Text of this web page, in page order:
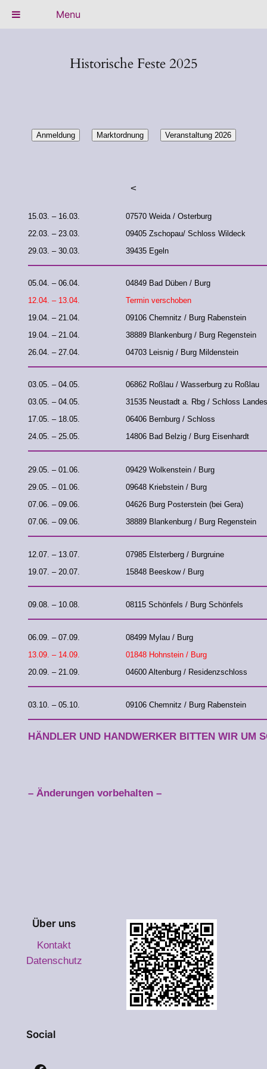
Menu
Historische Feste 2025
Anmeldung Marktordnung Veranstaltung 2026
<
15.03. – 16.03.
07570 Weida / Osterburg
22.03. – 23.03.
09405 Zschopau/ Schloss Wildeck
29.03. – 30.03.
39435 Egeln
05.04. – 06.04.
04849 Bad Düben / Burg
12.04. – 13.04.
Termin verschoben
19.04. – 21.04.
09106 Chemnitz / Burg Rabenstein
19.04. – 21.04.
38889 Blankenburg / Burg Regenstein
26.04. – 27.04.
04703 Leisnig / Burg Mildenstein
03.05. – 04.05.
06862 Roßlau / Wasserburg zu Roßlau
03.05. – 04.05.
31535 Neustadt a. Rbg / Schloss
17.05. – 18.05.
06406 Bernburg / Schloss
24.05. – 25.05.
14806 Bad Belzig / Burg Eisenhardt
29.05. – 01.06.
09429 Wolkenstein / Burg
29.05. – 01.06.
09648 Kriebstein / Burg
07.06. – 09.06.
04626 Burg Posterstein (bei Gera)
07.06. – 09.06.
38889 Blankenburg / Burg Regenstein
12.07. – 13.07.
07985 Elsterberg / Burgruine
19.07. – 20.07.
15848 Beeskow / Burg
09.08. – 10.08. 08115 Schönfels / Burg Schönfels
06.09. – 07.09.
08499 Mylau / Burg
13.09. – 14.09.
01848 Hohnstein / Burg
20.09. – 21.09.
04600 Altenburg / Residenzschloss
03.10. – 05.10. 09106 Chemnitz / Burg Rabenstein
HÄNDLER UND HANDWERKER BITTEN WIR UM
– Änderungen vorbehalten –
Über uns
Kontakt
Datenschutz
Social